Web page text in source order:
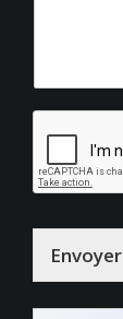
Envoyer